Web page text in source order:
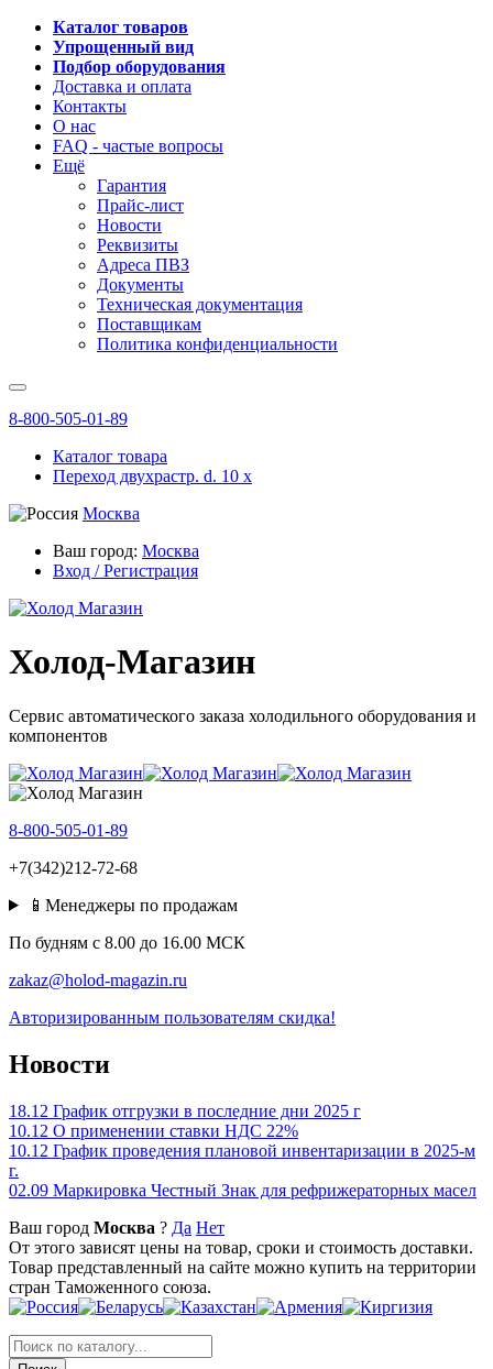
Каталог товаров
Упрощенный вид
Подбор оборудования
Доставка и оплата
Контакты
О нас
FAQ - частые вопросы
Ещё
Гарантия
Прайс-лист
Новости
Реквизиты
Адреса ПВЗ
Документы
Техническая документация
Поставщикам
Политика конфиденциальности
8-800-505-01-89
Каталог товара
Переход двухрастр. d. 10 x
Москва
Ваш город: Москва
Вход / Регистрация
Холод-Магазин
Сервис автоматического заказа холодильного оборудования и
компонентов
8-800-505-01-89
+7(342)212-72-68
📱Менеджеры по продажам
По будням c 8.00 до 16.00 МСК
zakaz@holod-magazin.ru
Авторизированным пользователям скидка!
Новости
18.12 График отгрузки в последние дни 2025 г
10.12 О применении ставки НДС 22%
10.12 График проведения плановой инвентаризации в 2025-м
г.
02.09 Маркировка Честный Знак для рефрижераторных масел
Ваш город Москва ? Да Нет
От этого зависят цены на товар, сроки и стоимость доставки.
Товар представленный на сайте можно купить на территории
стран Таможенного союза.